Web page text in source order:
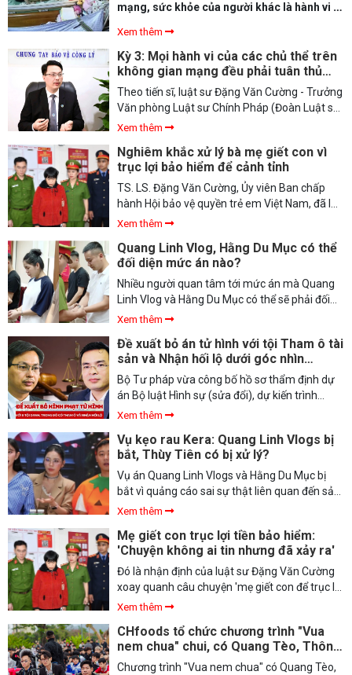
mạng, sức khỏe của người khác là hành vi vi
sẽ phải chịu chế tài nghiêm khắc.
Xem thêm
Kỳ 3: Mọi hành vi của các chủ thể trên
không gian mạng đều phải tuân thủ
pháp luật
Theo tiến sĩ, luật sư Đặng Văn Cường - Trưởng
Văn phòng Luật sư Chính Pháp (Đoàn Luật sư
TP Hà Nội), mọi hành vi của các chủ thể trên
trong đó có Luật An ninh mạng. Pháp luật
nghiêm cấm những hành vi đưa thông tin bịa
đặt, sai sự thật, có những hành động, ngôn
ngữ phản cảm không phù hợp với đạo đức,
văn hóa, thuần phong mỹ tục …
Xem thêm
Nghiêm khắc xử lý bà mẹ giết con vì
trục lợi bảo hiểm để cảnh tỉnh
TS. LS. Đặng Văn Cường, Ủy viên Ban chấp
hành Hội bảo vệ quyền trẻ em Việt Nam, đã lên
tiếng về vụ việc một người mẹ sát hại con đẻ
Xem thêm
Quang Linh Vlog, Hằng Du Mục có thể
đối diện mức án nào?
Nhiều người quan tâm tới mức án mà Quang
Linh Vlog và Hằng Du Mục có thể sẽ phải đối
diện khi bị cơ quan chức năng khởi tố, bắt tạm
Xem thêm
Đề xuất bỏ án tử hình với tội Tham ô tài
sản và Nhận hối lộ dưới góc nhìn
chuyên gia
Bộ Tư pháp vừa công bố hồ sơ thẩm định dự
án Bộ luật Hình sự (sửa đổi), dự kiến trình
Quốc hội xem xét, cho ý kiến, thông qua theo
Quốc hội khóa 15 vào tháng 10/2025.
Xem thêm
Vụ kẹo rau Kera: Quang Linh Vlogs bị
bắt, Thùy Tiên có bị xử lý?
Vụ án Quang Linh Vlogs và Hằng Du Mục bị
bắt vì quảng cáo sai sự thật liên quan đến sản
phẩm “kẹo Kera” đang gây chấn động dư luận.
người từng tham gia quảng cáo sản phẩm
này, cũng bị đặt vào nghi vấn. Theo Tiến sĩ,
Luật sư Đặng Văn Cường (Trưởng Văn phòng
luật sư Chính Pháp, Đoàn Luật sư TP.Hà Nội),
cơ quan điều tra sẽ làm rõ nhận thức, vai trò
xem xét việc xử lý theo đúng quy định pháp
luật .
Xem thêm
Mẹ giết con trục lợi tiền bảo hiểm:
'Chuyện không ai tin nhưng đã xảy ra'
Đó là nhận định của luật sư Đặng Văn Cường
xoay quanh câu chuyện 'mẹ giết con để trục lợi
tiền bảo hiểm' gây xôn xao dư luận cả nước
Xem thêm
CHfoods tổ chức chương trình "Vua
nem chua" chui, có Quang Tèo, Thông
Soái Ca tham gia
Chương trình "Vua nem chua" có Quang Tèo,